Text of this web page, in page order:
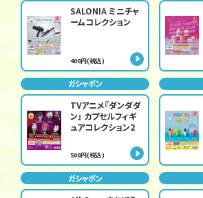
SALONIA ミニチャ
ームコレクション
400円(税込)
ガシャポン
TVアニメ『ダンダダ
ン』 カプセルフィギ
ュアコレクション2
500円(税込)
ガシャポン